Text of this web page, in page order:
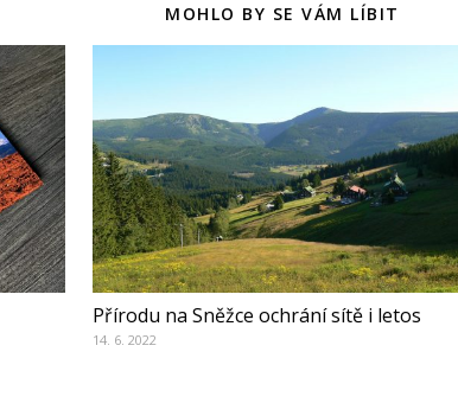
MOHLO BY SE VÁM LÍBIT
Přírodu na Sněžce ochrání sítě i letos
14. 6. 2022